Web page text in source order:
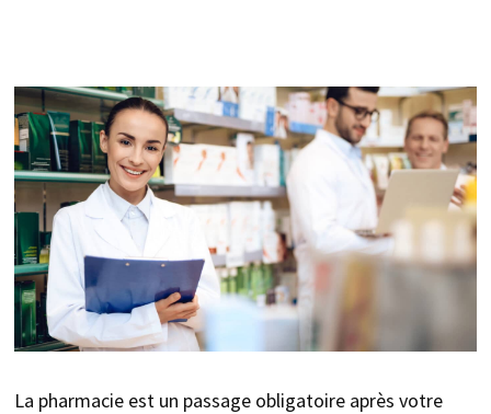
La pharmacie est un passage obligatoire après votre